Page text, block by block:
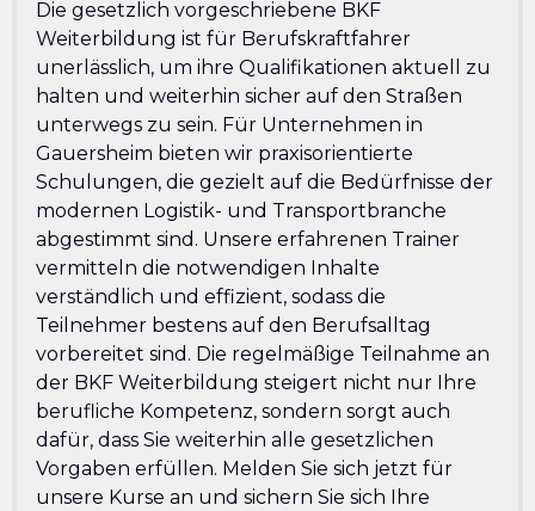
Die gesetzlich vorgeschriebene BKF
Weiterbildung ist für Berufskraftfahrer
unerlässlich, um ihre Qualifikationen aktuell zu
halten und weiterhin sicher auf den Straßen
unterwegs zu sein. Für Unternehmen in
Gauersheim bieten wir praxisorientierte
Schulungen, die gezielt auf die Bedürfnisse der
modernen Logistik- und Transportbranche
abgestimmt sind. Unsere erfahrenen Trainer
vermitteln die notwendigen Inhalte
verständlich und effizient, sodass die
Teilnehmer bestens auf den Berufsalltag
vorbereitet sind. Die regelmäßige Teilnahme an
der BKF Weiterbildung steigert nicht nur Ihre
berufliche Kompetenz, sondern sorgt auch
dafür, dass Sie weiterhin alle gesetzlichen
Vorgaben erfüllen. Melden Sie sich jetzt für
unsere Kurse an und sichern Sie sich Ihre